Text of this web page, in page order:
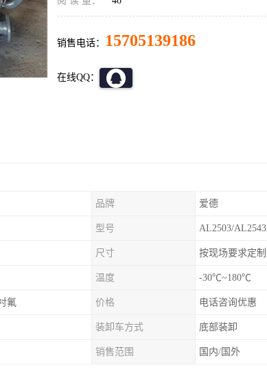
销售电话： 15705139186
在线QQ：
品牌 爱德
型号 AL2503/AL2543
尺寸 按现场要求定制
温度 -30℃~180℃
氟 价格 电话咨询优惠
装卸车方式 底部装卸
销售范围 国内/国外